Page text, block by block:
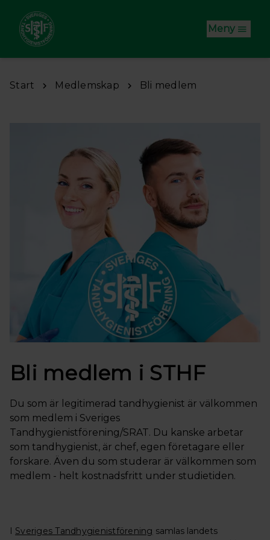
Meny
Start Medlemskap Bli medlem
Bli medlem i STHF
Du som är legitimerad tandhygienist är välkommen
som medlem i Sveriges
Tandhygienistförening/SRAT. Du kanske arbetar
som tandhygienist, är chef, egen företagare eller
forskare. Även du som studerar är välkommen som
medlem - helt kostnadsfritt under studietiden.
I Sveriges Tandhygienistförening samlas landets